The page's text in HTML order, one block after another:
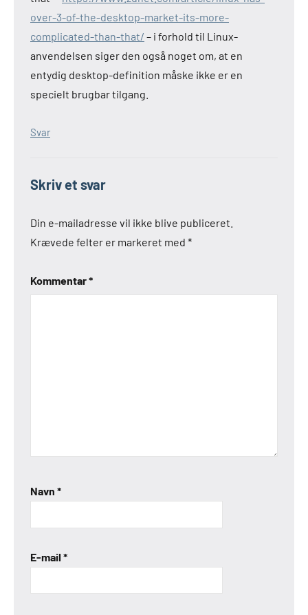
over-3-of-the-desktop-market-its-more-
complicated-than-that/ – i forhold til Linux-
anvendelsen siger den også noget om, at en
entydig desktop-definition måske ikke er en
specielt brugbar tilgang.
Svar
Skriv et svar
Din e-mailadresse vil ikke blive publiceret.
Krævede felter er markeret med *
Kommentar*
Navn *
E-mail *